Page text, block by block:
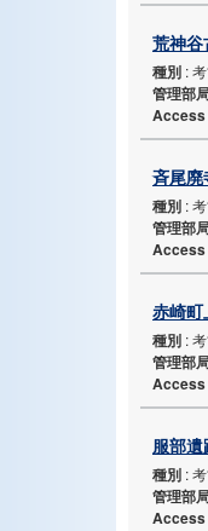
荒神
種別 :
管理部
斉尾
種別 :
管理部
赤崎
種別 :
管理部
服部
種別 :
管理部